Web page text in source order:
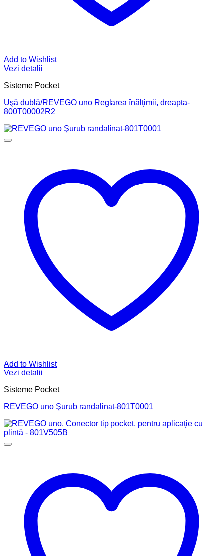
Add to Wishlist
Vezi detalii
Sisteme Pocket
Uşă dublă/REVEGO uno Reglarea înălţimii, dreapta-
800T00002R2
Add to Wishlist
Vezi detalii
Sisteme Pocket
REVEGO uno Şurub randalinat-801T0001